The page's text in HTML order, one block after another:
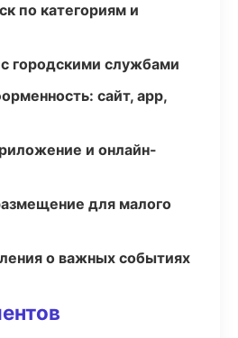
по категориям и
городскими службами
сайт, app,
и онлайн-
для малого
о важных событиях